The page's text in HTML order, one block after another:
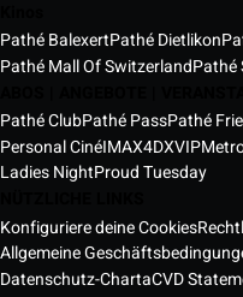
Pathé BalexertPathé Dietlikon
Pathé Mall Of SwitzerlandPathé
Pathé ClubPathé PassPathé
Personal CinéIMAX4DXVIP
Ladies NightProud Tuesday
Konfiguriere deine Cookies
Allgemeine
Datenschutz-ChartaCVD